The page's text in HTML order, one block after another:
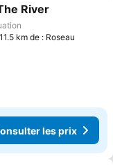
favoris
River
km de : Roseau
les prix